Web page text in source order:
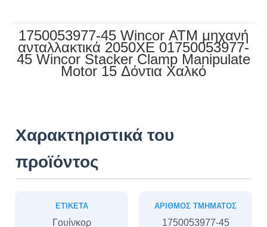
1750053977-45 Wincor ΑΤΜ μηχανή
ανταλλακτικά 2050XE 01750053977-
45 Wincor Stacker Clamp Manipulate
Motor 15 Δόντια Χαλκό
Χαρακτηριστικά του
προϊόντος
ΕΤΙΚΈΤΑ
Γουίνκορ
ΑΡΙΘΜΌΣ ΤΜΉΜΑΤΟΣ
1750053977-45